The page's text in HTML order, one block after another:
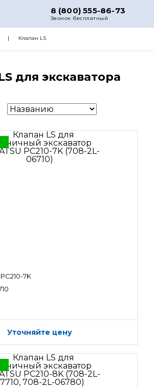
8 (800) 555-86-73
Звонок бесплатный
О НАС
РЕМОНТ
ЦЕНЫ
КОНТАКТЫ
Клапан LS
для экскаватора
7K
Уточняйте цену